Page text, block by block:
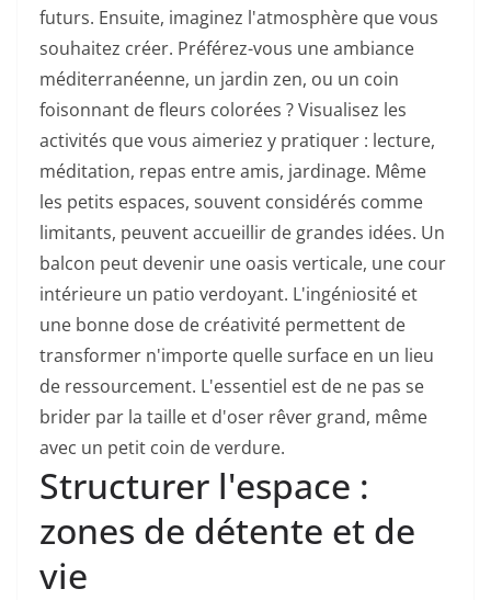
futurs. Ensuite, imaginez l'atmosphère que vous
souhaitez créer. Préférez-vous une ambiance
méditerranéenne, un jardin zen, ou un coin
foisonnant de fleurs colorées ? Visualisez les
activités que vous aimeriez y pratiquer : lecture,
méditation, repas entre amis, jardinage. Même
les petits espaces, souvent considérés comme
limitants, peuvent accueillir de grandes idées. Un
balcon peut devenir une oasis verticale, une cour
intérieure un patio verdoyant. L'ingéniosité et
une bonne dose de créativité permettent de
transformer n'importe quelle surface en un lieu
de ressourcement. L'essentiel est de ne pas se
brider par la taille et d'oser rêver grand, même
avec un petit coin de verdure.
Structurer l'espace :
zones de détente et de
vie